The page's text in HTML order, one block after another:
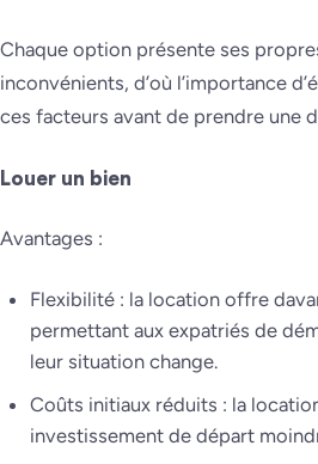
Chaque option présente ses
inconvénients, d’où l’importance
ces facteurs avant de prendre une
Louer un bien
Avantages :
Flexibilité : la location offre
permettant aux expatriés de
leur situation change.
Coûts initiaux réduits : la
investissement de départ